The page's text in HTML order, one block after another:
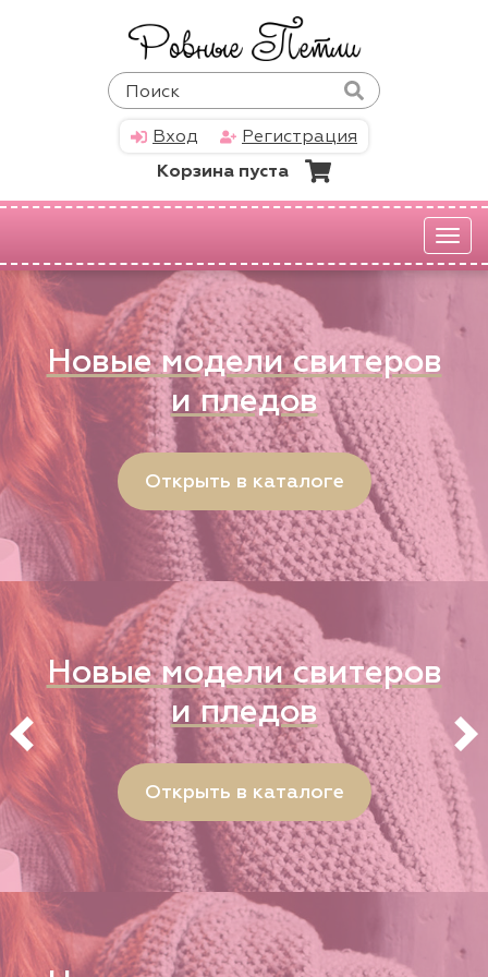
Вход
Регистрация
Корзина пуста
Новые модели свитеров
и пледов
Открыть в каталоге
Новые модели свитеров
и пледов
Открыть в каталоге